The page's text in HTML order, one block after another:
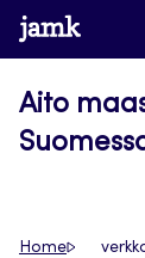
Siirry
suoraan
www.jamk.fi
Aito
Home